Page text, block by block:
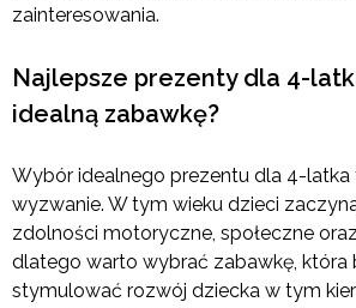
zainteresowania.
Najlepsze prezenty dla 4-
idealną zabawkę?
Wybór idealnego prezentu dla 4-latka
wyzwanie. W tym wieku dzieci
zdolności motoryczne, społeczne
dlatego warto wybrać zabawkę, która
stymulować rozwój dziecka w tym